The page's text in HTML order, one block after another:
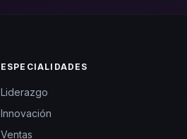
ESPECIALIDADES
Liderazgo
Innovación
Ventas